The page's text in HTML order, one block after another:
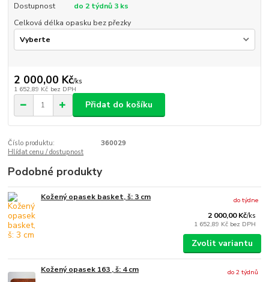
Dostupnost
do 2 týdnů 3 ks
Celková délka opasku bez přezky
2 000,00 Kč/ks
1 652,89 Kč bez DPH
Přidat do košíku
Číslo produktu:
360029
Hlídat cenu / dostupnost
Podobné produkty
Kožený opasek basket, š: 3 cm
2 000,00 Kč/ks
1 652,89 Kč bez DPH
do týdne
Zvolit variantu
Kožený opasek 163 , š: 4 cm
do 2 týdnů